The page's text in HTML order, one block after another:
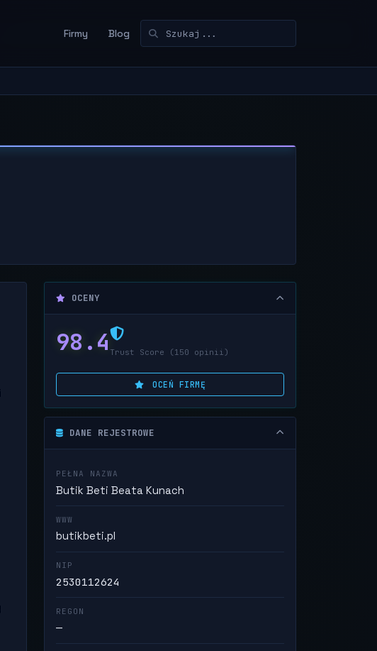
Firmy Blog
OCENY
98.4 Trust Score (150 opinii)
OCEŃ FIRMĘ
DANE REJESTROWE
PEŁNA NAZWA
Butik Beti Beata Kunach
WWW
butikbeti.pl
NIP
2530112624
REGON
—